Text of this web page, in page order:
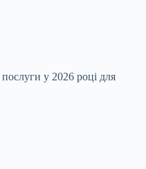
у 2026 році для